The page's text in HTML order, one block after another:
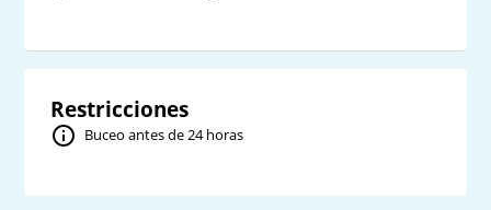
Restricciones
Buceo antes de 24 horas